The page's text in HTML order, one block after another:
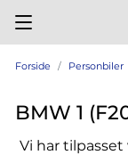
Forside Personbiler
BMW 1
Vi har